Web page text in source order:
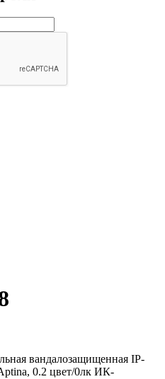
вандалозащищенная IP-
0.2 цвет/0лк ИК-